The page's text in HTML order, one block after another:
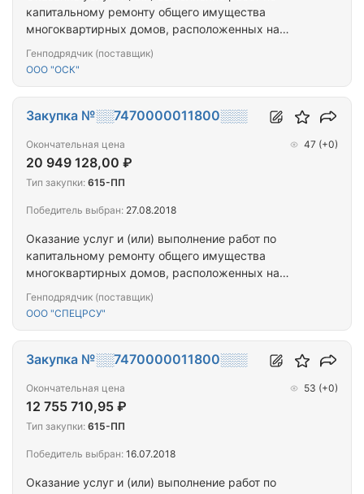
капитальному ремонту общего имущества
многоквартирных домов, расположенных на
Генподрядчик (поставщик)
ООО "ОСК"
Оказание услуг и (или) выполнение работ по
капитальному ремонту общего имущества
многоквартирных домов, расположенных на
Генподрядчик (поставщик)
ООО "СПЕЦРСУ"
Закупка №░░7470000011800░░░
Окончательная цена
20 949 128,00 ₽
47 (+0)
Тип закупки: 615-ПП
Победитель выбран: 27.08.2018
Оказание услуг и (или) выполнение работ по
Закупка №░░7470000011800░░░
Окончательная цена
12 755 710,95 ₽
53 (+0)
Тип закупки: 615-ПП
Победитель выбран: 16.07.2018